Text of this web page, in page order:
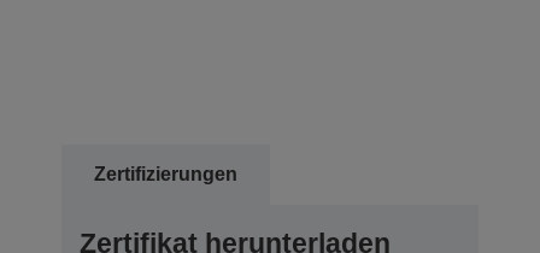
Zertifizierungen
Zertifikat herunterladen